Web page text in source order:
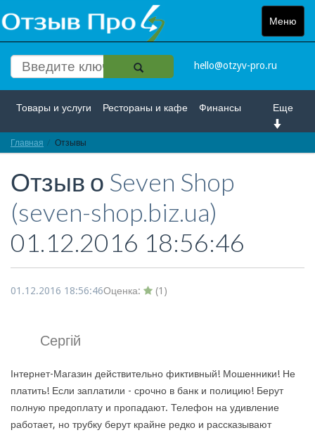
Меню
Toggle
hello@otzyv-pro.ru
Еще
Товары и услуги Рестораны и кафе Финансы
Красота и здоровье
Интернет Путешествие и отдых Транспорт
Недвижимость Работа Гос. учреждения
Личности Логистика Страхование
Главная Отзывы
Отзыв о Seven Shop
(seven-shop.biz.ua)
01.12.2016 18:56:46
01.12.2016 18:56:46Оценка: (1 )
Сергій
Інтернет-Магазин действительно фиктивный! Мошенники! Не
платить! Если заплатили - срочно в банк и полицию! Берут
полную предоплату и пропадают. Телефон на удивление
работает, но трубку берут крайне редко и рассказывают